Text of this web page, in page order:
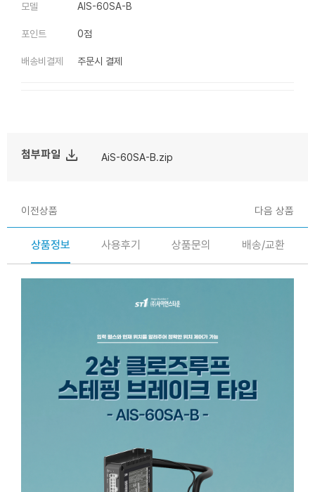
모델 AIS-60SA-B
포인트 0점
배송비결제 주문시 결제
첨부파일 file_download AiS-60SA-B.zip
이전상품 다음 상품
상품정보 사용후기 상품문의 배송/교환